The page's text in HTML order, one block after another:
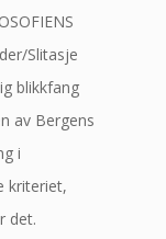
Slitasje
blikkfang
av Bergens
i
kriteriet,
det.